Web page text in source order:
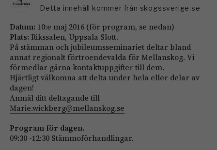
Detta innehåll kommer från skogssverige.se
Datum: 10:e maj 2016 (för program, se nedan)
Plats: Rikssalen, Uppsala Slott.
På stämman och jubileumsseminariet deltar bland
annat regionalt förtroendevalda för Mellanskog. Vi
förmedlar gärna kontaktuppgifter till dem.
Hjärtligt välkomna att delta under hela eller delar av
dagen!
Anmäl ditt deltagande till
Marie.wickberg@mellanskog.se
Program för dagen.
09:30 -12:30 Stämmoförhandlingar.